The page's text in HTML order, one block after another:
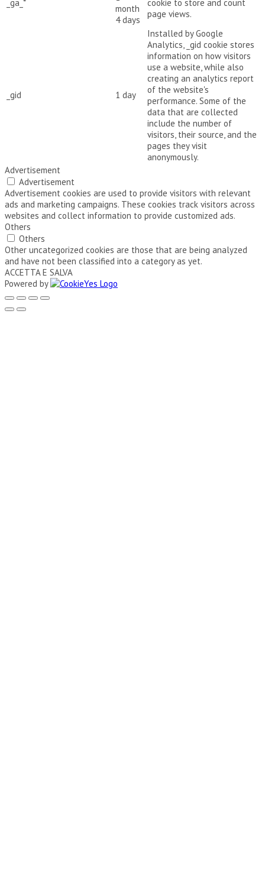
_ga_*
month
4 days
cookie to store and count
page views.
_gid 1 day
Installed by Google
Analytics, _gid cookie stores
information on how visitors
use a website, while also
creating an analytics report
of the website's
performance. Some of the
data that are collected
include the number of
visitors, their source, and the
pages they visit
anonymously.
Advertisement
Advertisement
Advertisement cookies are used to provide visitors with relevant
ads and marketing campaigns. These cookies track visitors across
websites and collect information to provide customized ads.
Others
Others
Other uncategorized cookies are those that are being analyzed
and have not been classified into a category as yet.
ACCETTA E SALVA
Powered by